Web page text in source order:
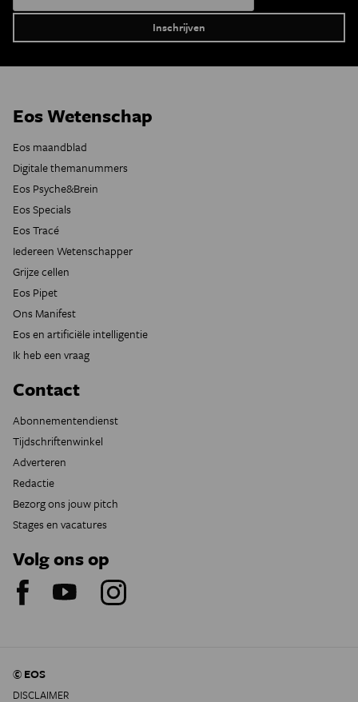
Eos Wetenschap
Eos maandblad
Digitale themanummers
Eos Psyche&Brein
Eos Specials
Eos Tracé
Iedereen Wetenschapper
Grijze cellen
Eos Pipet
Ons Manifest
Eos en artificiële intelligentie
Ik heb een vraag
Contact
Abonnementendienst
Tijdschriftenwinkel
Adverteren
Redactie
Bezorg ons jouw pitch
Stages en vacatures
Volg ons op
© EOS
DISCLAIMER